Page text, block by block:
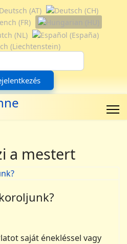
a mestert
saját énekléssel vagy